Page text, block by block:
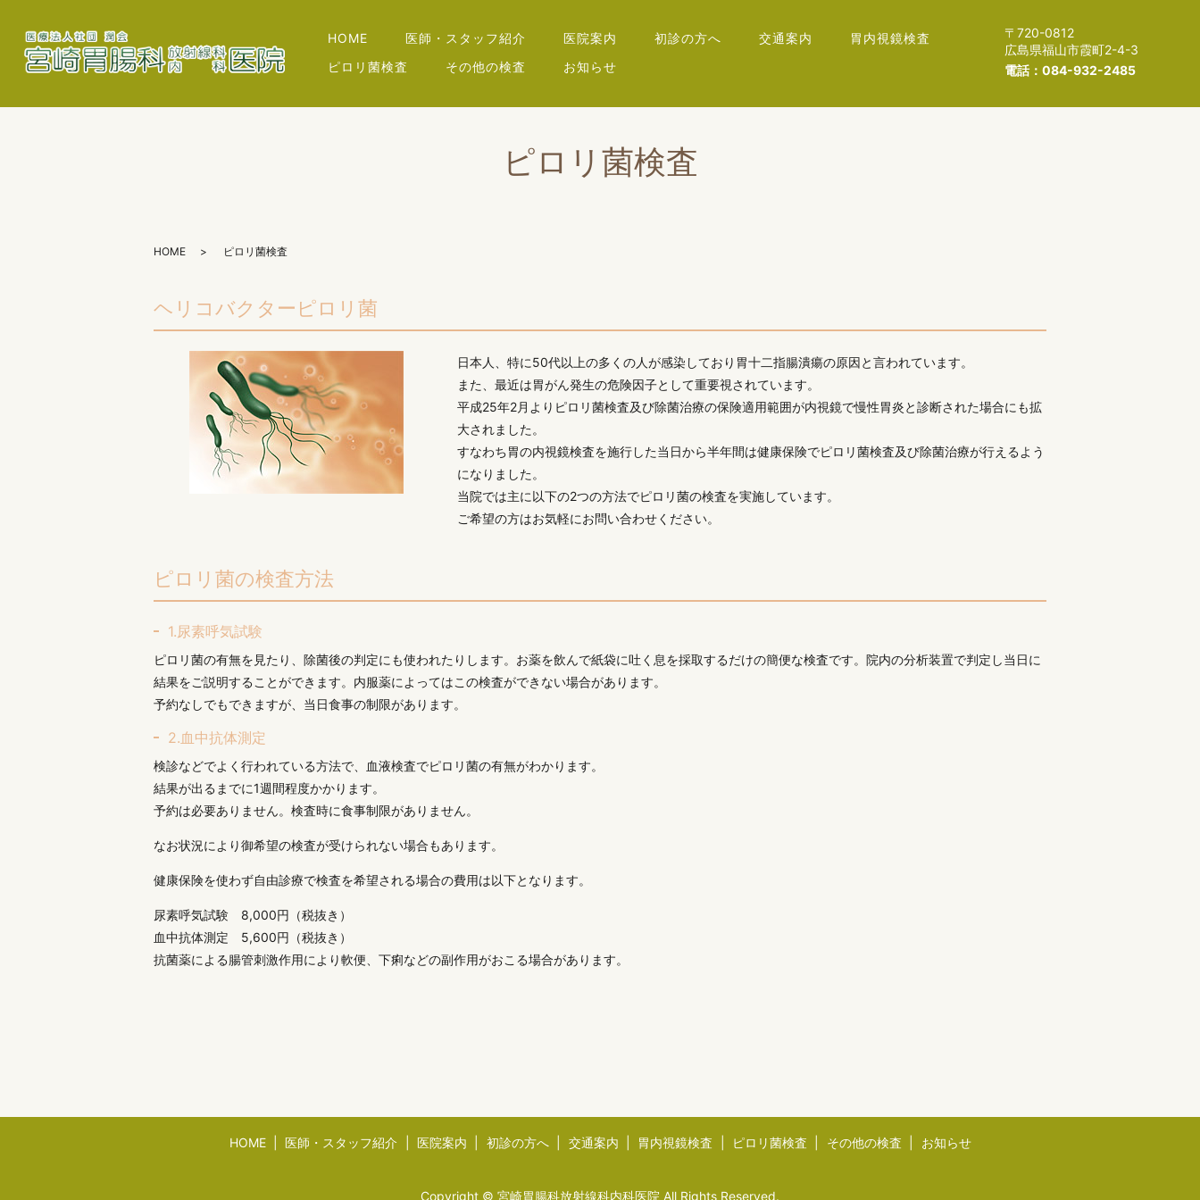
HOME 医師・スタッフ紹介 医院案内 初診の方へ 交通案内
胃内視鏡検査
ピロリ菌検査
その他の検査 お知らせ
〒720-0812
広島県福山市霞町2-4-3
電話：084-932-2485
ピロリ菌検査
HOME ピロリ菌検査
ヘリコバクターピロリ菌
日本人、特に50代以上の多くの人が感染しており胃十二指腸潰瘍の原因と言われています。
また、最近は胃がん発生の危険因子として重要視されています。
平成25年2月よりピロリ菌検査及び除菌治療の保険適用範囲が内視鏡で慢性胃炎と診断された場合にも拡
大されました。
すなわち胃の内視鏡検査を施行した当日から半年間は健康保険でピロリ菌検査及び除菌治療が行えるよう
になりました。
当院では主に以下の2つの方法でピロリ菌の検査を実施しています。
ご希望の方はお気軽にお問い合わせください。
ピロリ菌の検査方法
1.尿素呼気試験
ピロリ菌の有無を見たり、除菌後の判定にも使われたりします。お薬を飲んで紙袋に吐く息を採取するだけの簡便な検査です。院内の分析装置で判定し当日に
結果をご説明することができます。内服薬によってはこの検査ができない場合があります。
予約なしでもできますが、当日食事の制限があります。
2.血中抗体測定
検診などでよく行われている方法で、血液検査でピロリ菌の有無がわかります。
結果が出るまでに1週間程度かかります。
予約は必要ありません。検査時に食事制限がありません。
なお状況により御希望の検査が受けられない場合もあります。
健康保険を使わず自由診療で検査を希望される場合の費用は以下となります。
尿素呼気試験 8,000円（税抜き）
血中抗体測定 5,600円（税抜き）
抗菌薬による腸管刺激作用により軟便、下痢などの副作用がおこる場合があります。
HOME 医師・スタッフ紹介 医院案内 初診の方へ 交通案内 胃内視鏡検査 ピロリ菌検査 その他の検査 お知らせ
Copyright © 宮崎胃腸科放射線科内科医院 All Rights Reserved.